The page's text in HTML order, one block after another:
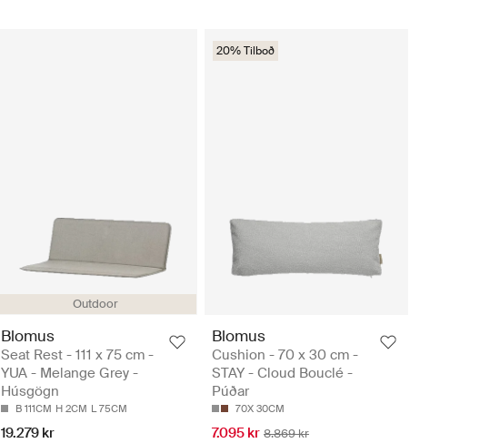
Outdoor
Blomus
Seat Rest - 111 x 75 cm -
YUA - Melange Grey -
Húsgögn
B 111CM H 2CM L 75CM
19.279 kr
20% Tilboð
Blomus
Cushion - 70 x 30 cm -
STAY - Cloud Bouclé -
Púðar
70X 30CM
7.095 kr 8.869 kr